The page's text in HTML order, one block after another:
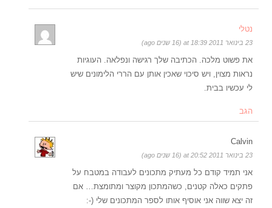
נטלי
23 בינואר 2011 at 18:39 (16 שנים ago)
את פשוט מלכה. הכתיבה שלך רגישה ונפלאה. העוגיות
נראות מצוין, ויש סיכוי שאכין אותן עם הררי הלימונים שיש
לי עכשיו בבית.
הגב
Calvin
23 בינואר 2011 at 20:52 (16 שנים ago)
אני תמיד קודם כל מעתיק מתכונים לעבודה במטבח על
פתקים כאלה קטנים, כשהמתכון מקוצר ומתומצת… אם
זה יצא שווה אני אוסיף אותו לספר המתכונים שלי (-: